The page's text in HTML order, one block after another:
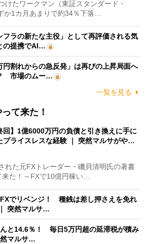
たワークマン（東証スタンダード・
か1カ月あまりで約34％下落…
フラの新たな主役」として再評価される気
の提携でAI…
円割れからの急反発」は再びの上昇局面へ
市場のムー…
一覧を見る
て来た！
回】1億6000万円の負債と引き換えに手に
プライスレスな経験 ｜ 突然マルサがや…
た元FXトレーダー・磯貝清明氏の著書
来た！～FXで10億円稼い…
FXでリベンジ！ 種銭は差し押さえを免れ
突然マルサ…
んと14.6％！ 毎日5万円超の延滞税が積み
然マルサ…